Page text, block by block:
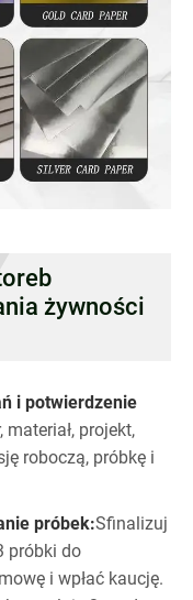
żywności
i potwierdzenie
projekt,
roboczą, próbkę i
próbek:Sfinalizuj
próbki do
i wpłać kaucję.